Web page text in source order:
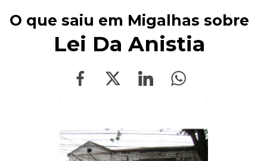
O que saiu em Migalhas sobre
Lei Da Anistia